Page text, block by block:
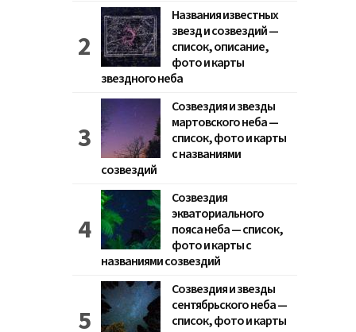
Названия известных
звезд и созвездий —
список, описание,
фото и карты
звездного неба
Созвездия и звезды
мартовского неба —
список, фото и карты
с названиями
созвездий
Созвездия
экваториального
пояса неба — список,
фото и карты с
названиями созвездий
Созвездия и звезды
сентябрьского неба —
список, фото и карты